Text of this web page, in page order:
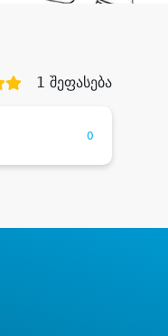
1 შეფასება
0